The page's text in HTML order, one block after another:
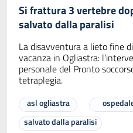
Si frattura 3 vertebre
salvato dalla paralisi
La disavventura a lieto fine
vacanza in Ogliastra:
personale del Pronto
tetraplegia.
asl ogliastra
salvato dalla paralisi